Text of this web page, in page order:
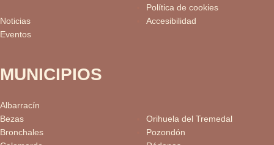
Noticias
Eventos
Política de cookies
Accesibilidad
MUNICIPIOS
Albarracín
Bezas
Bronchales
Orihuela del Tremedal
Pozondón